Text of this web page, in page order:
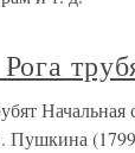
Пушкина